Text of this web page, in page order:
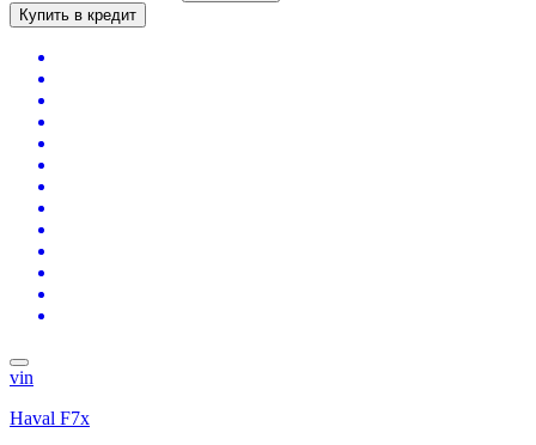
Купить в кредит
vin
Haval F7x